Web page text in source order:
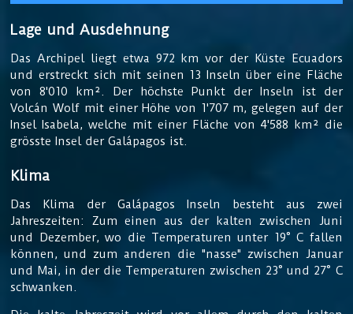
Lage und Ausdehnung
Das Archipel liegt etwa 972 km vor der Küste Ecuadors
und erstreckt sich mit seinen 13 Inseln über eine Fläche
von 8'010 km². Der höchste Punkt der Inseln ist der
Volcán Wolf mit einer Höhe von 1'707 m, gelegen auf der
Insel Isabela, welche mit einer Fläche von 4'588 km² die
grösste Insel der Galápagos ist.
Klima
Das Klima der Galápagos Inseln besteht aus zwei
Jahreszeiten: Zum einen aus der kalten zwischen Juni
und Dezember, wo die Temperaturen unter 19° C fallen
können, und zum anderen die "nasse" zwischen Januar
und Mai, in der die Temperaturen zwischen 23° und 27° C
schwanken.